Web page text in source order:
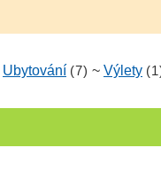
Ubytování (7) ~ Výlety